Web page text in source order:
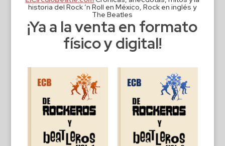
historia del Rock ‘n Roll en México, Rock en inglés y
The Beatles
¡Ya a la venta en formato
físico y digital!